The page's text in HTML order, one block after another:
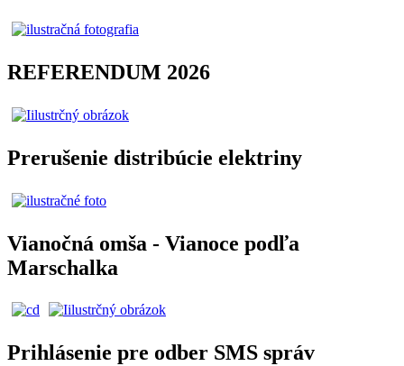
REFERENDUM 2026
Prerušenie distribúcie elektriny
Vianočná omša - Vianoce podľa
Marschalka
Prihlásenie pre odber SMS správ